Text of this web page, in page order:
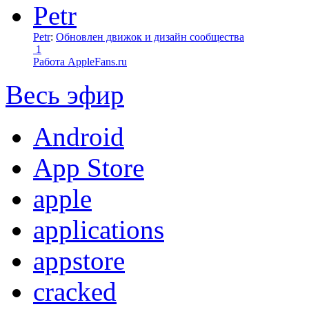
Petr: Обновлен движок и дизайн сообщества
1
Работа AppleFans.ru
Весь эфир
Android
App Store
apple
applications
appstore
cracked